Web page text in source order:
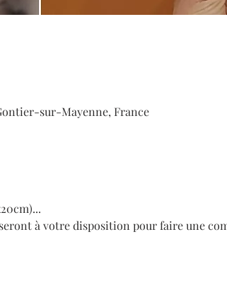
sur-Mayenne, France
à votre disposition pour faire une